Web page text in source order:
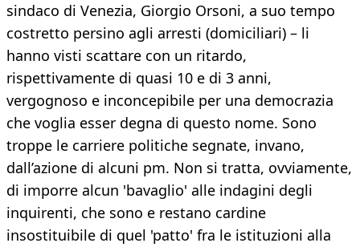
sindaco di Venezia, Giorgio Orsoni, a suo tempo
costretto persino agli arresti (domiciliari) – li
hanno visti scattare con un ritardo,
rispettivamente di quasi 10 e di 3 anni,
vergognoso e inconcepibile per una democrazia
che voglia esser degna di questo nome. Sono
troppe le carriere politiche segnate, invano,
dall’azione di alcuni pm. Non si tratta, ovviamente,
di imporre alcun 'bavaglio' alle indagini degli
inquirenti, che sono e restano cardine
insostituibile di quel 'patto' fra le istituzioni alla